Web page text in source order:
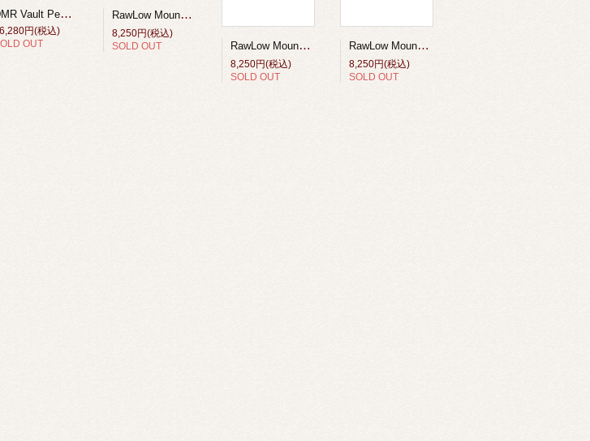
DMR Vault Pedal 9/16 Orange
円(税込)
OUT
RawLow Mountain Works （ロウロウ マウンテンワークス）/タビチビトート X-Pac VX21【tabitibi tote X-Pac VX21】Black
8,250円(税込)
SOLD OUT
RawLow Mountain Works （ロウロウ マウンテンワークス）/タビチビトート X-Pac VX21【tabitibi tote X-Pac VX21】Coyote
8,250円(税込)
SOLD OUT
RawLow Mountain Works （ロウロウ マウンテンワークス）/タビチビトート X-Pac VX21【tabitibi tote X-Pac VX21】SLATE GRY
8,250円(税込)
SOLD OUT